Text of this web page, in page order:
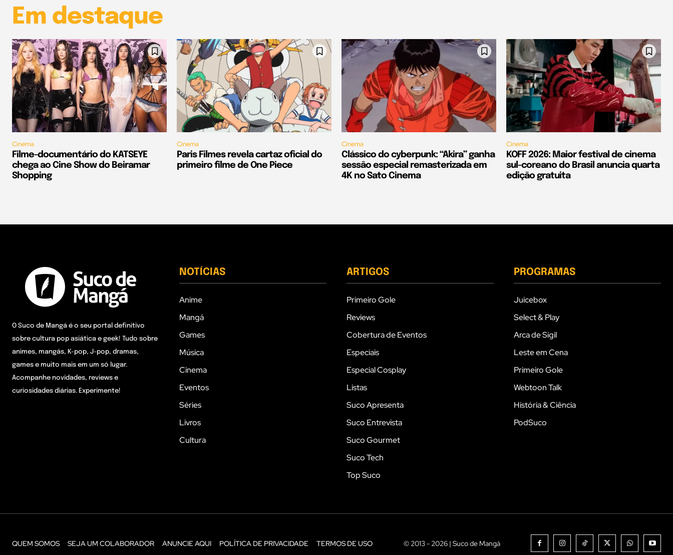
Em destaque
Cinema
Filme-documentário do KATSEYE
chega ao Cine Show do Beiramar
Shopping
Cinema
Paris Filmes revela cartaz oficial do
primeiro filme de One Piece
Cinema
Clássico do cyberpunk: “Akira” ganha
sessão especial remasterizada em
4K no Sato Cinema
Cinema
KOFF 2026: Maior festival de cinema
sul-coreano do Brasil anuncia quarta
edição gratuita
O Suco de Mangá é o seu portal definitivo
sobre cultura pop asiática e geek! Tudo sobre
animes, mangás, K-pop, J-pop, dramas,
games e muito mais em um só lugar.
Acompanhe novidades, reviews e
curiosidades diárias. Experimente!
NOTÍCIAS
Anime
Mangá
Games
Música
Cinema
Eventos
Séries
Livros
Cultura
ARTIGOS
Primeiro Gole
Reviews
Cobertura de Eventos
Especiais
Especial Cosplay
Listas
Suco Apresenta
Suco Entrevista
Suco Gourmet
Suco Tech
Top Suco
PROGRAMAS
Juicebox
Select & Play
Arca de Sigil
Leste em Cena
Primeiro Gole
Webtoon Talk
História & Ciência
PodSuco
QUEM SOMOS SEJA UM COLABORADOR ANUNCIE AQUI POLÍTICA DE PRIVACIDADE TERMOS DE USO © 2013 - 2026 | Suco de Mangá